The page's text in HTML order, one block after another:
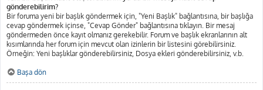
gönderebilirim?
Bir foruma yeni bir başlık göndermek için, "Yeni Başlık" bağlantısına, bir başlığa
cevap göndermek içinse, "Cevap Gönder" bağlantısına tıklayın. Bir mesaj
göndermeden önce kayıt olmanız gerekebilir. Forum ve başlık ekranlarının alt
kısımlarında her forum için mevcut olan izinlerin bir listesini görebilirsiniz.
Örneğin: Yeni başlıklar gönderebilirsiniz, Dosya ekleri gönderebilirsiniz, v.b.
Başa dön